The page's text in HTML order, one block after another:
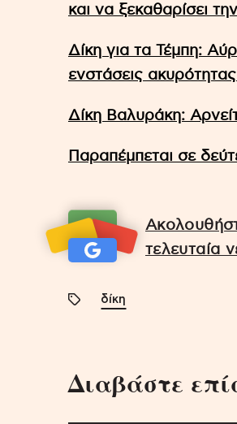
και να ξεκαθαρίσει
Δίκη για τα Τέμπη:
ενστάσεις
Δίκη Βαλυράκη:
Παραπέμπεται σε
τελευταία
δίκη
Διαβάστε